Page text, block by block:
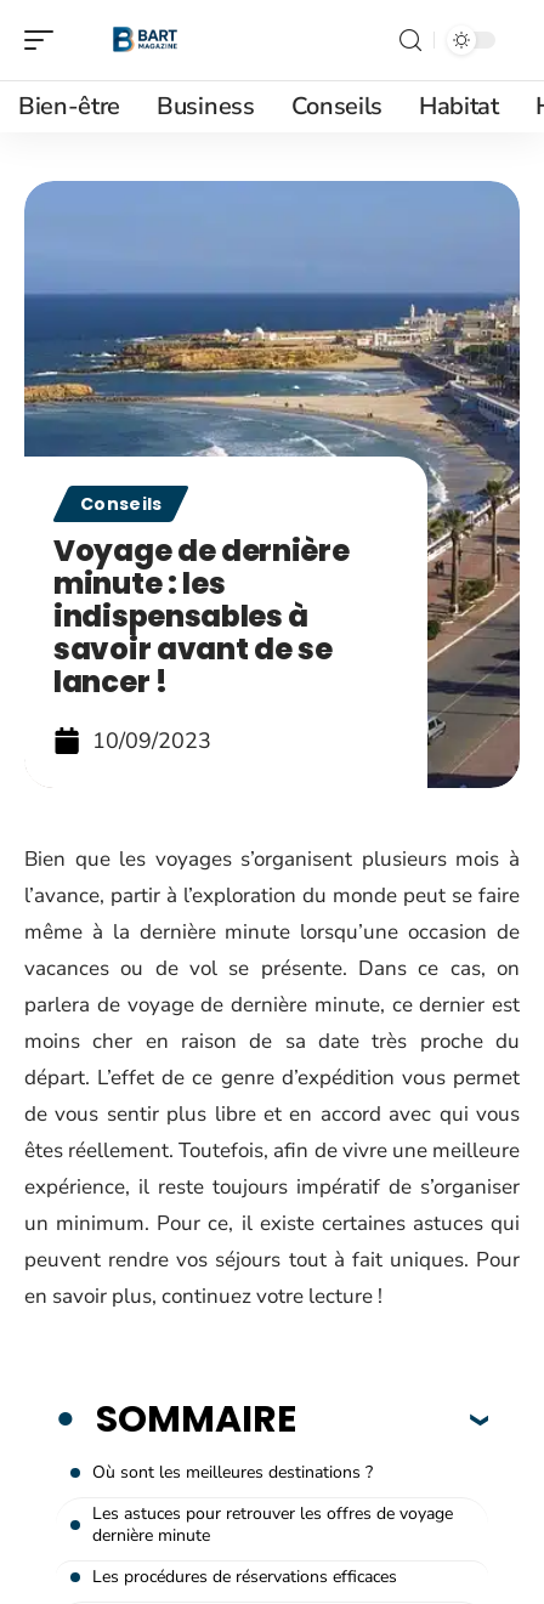
Bien-être Business Conseils Habitat
Conseils
Voyage de dernière
minute : les
indispensables à
savoir avant de se
lancer !
10/09/2023
Bien que les voyages s’organisent plusieurs mois à
l’avance, partir à l’exploration du monde peut se faire
même à la dernière minute lorsqu’une occasion de
vacances ou de vol se présente. Dans ce cas, on
parlera de voyage de dernière minute, ce dernier est
moins cher en raison de sa date très proche du
départ. L’effet de ce genre d’expédition vous permet
de vous sentir plus libre et en accord avec qui vous
êtes réellement. Toutefois, afin de vivre une meilleure
expérience, il reste toujours impératif de s’organiser
un minimum. Pour ce, il existe certaines astuces qui
peuvent rendre vos séjours tout à fait uniques. Pour
en savoir plus, continuez votre lecture !
SOMMAIRE
Où sont les meilleures destinations ?
Les astuces pour retrouver les offres de voyage
dernière minute
Les procédures de réservations efficaces